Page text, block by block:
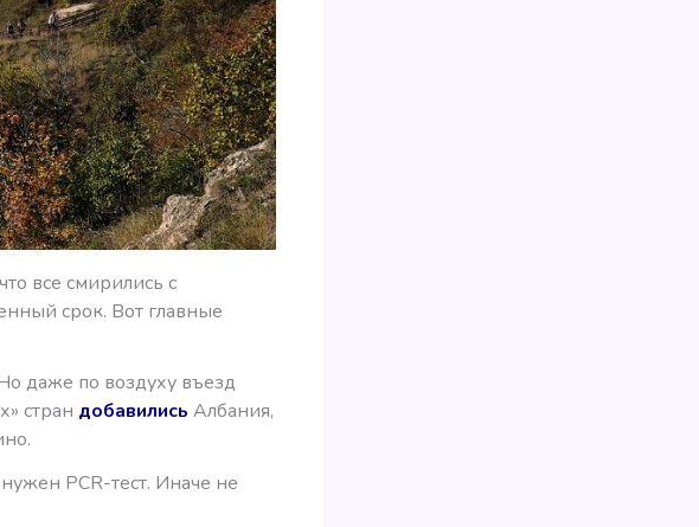
все смирились с
срок. Вот главные
даже по воздуху въезд
стран добавились Албания,
PCR-тест. Иначе не